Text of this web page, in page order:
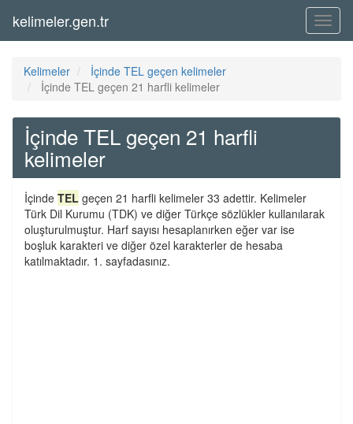
Menü
kelimeler.gen.tr
Kelimeler
İçinde TEL geçen kelimeler
İçinde TEL geçen 21 harfli kelimeler
İçinde TEL geçen 21 harfli
kelimeler
İçinde TEL geçen 21 harfli kelimeler 33 adettir. Kelimeler
Türk Dil Kurumu (TDK) ve diğer Türkçe sözlükler kullanılarak
oluşturulmuştur. Harf sayısı hesaplanırken eğer var ise
boşluk karakteri ve diğer özel karakterler de hesaba
katılmaktadır. 1. sayfadasınız.